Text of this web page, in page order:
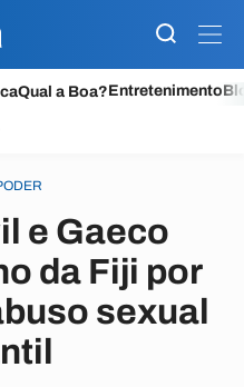
Qual a Boa?Entretenimento
e Gaeco
da Fiji por
sexual